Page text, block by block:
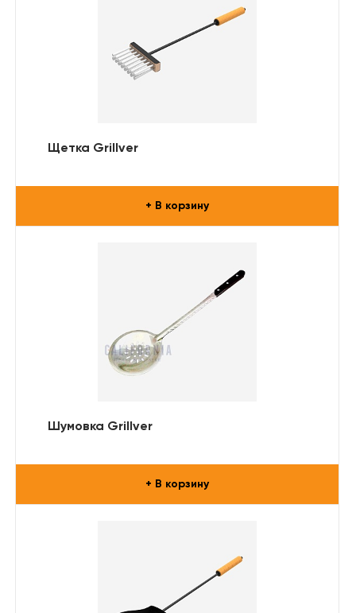
Щетка Grillver
+ В корзину
Шумовка Grillver
+ В корзину